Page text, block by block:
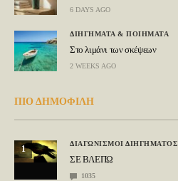
6 DAYS AGO
ΔΙΗΓΗΜΑΤΑ & ΠΟΙΗΜΑΤΑ
Στο λιμάνι των σκέψεων
2 WEEKS AGO
ΠΙΟ ΔΗΜΟΦΙΛΗ
1
ΔΙΑΓΩΝΙΣΜΟΙ ΔΙΗΓΗΜΑΤΟΣ
ΣΕ ΒΛΕΠΩ
1035